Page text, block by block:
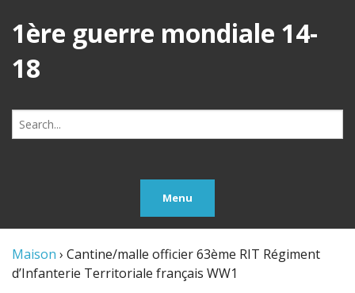
1ère guerre mondiale 14-
18
Search
for:
Menu
Maison › Cantine/malle officier 63ème RIT Régiment
d’Infanterie Territoriale français WW1